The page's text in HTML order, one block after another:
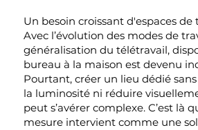
Un besoin croissant d'espaces
Avec l’évolution des modes de
généralisation du télétravail,
bureau à la maison est devenu
Pourtant, créer un lieu dédié
la luminosité ni réduire
peut s’avérer complexe. C’est là
mesure intervient comme une